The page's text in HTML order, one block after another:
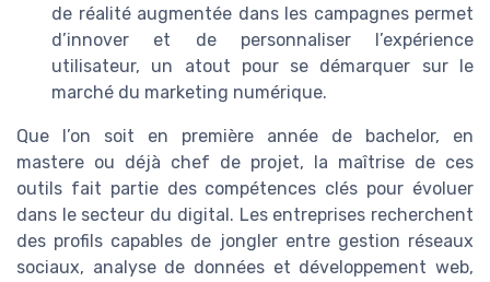
de réalité augmentée dans les campagnes permet
d’innover et de personnaliser l’expérience
utilisateur, un atout pour se démarquer sur le
marché du marketing numérique.
Que l’on soit en première année de bachelor, en
mastere ou déjà chef de projet, la maîtrise de ces
outils fait partie des compétences clés pour évoluer
dans le secteur du digital. Les entreprises recherchent
des profils capables de jongler entre gestion réseaux
sociaux, analyse de données et développement web,